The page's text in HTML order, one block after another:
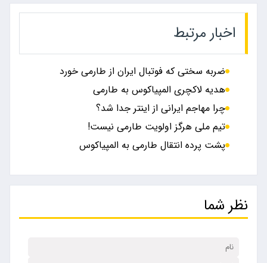
اخبار مرتبط
ضربه سختی که فوتبال ایران از طارمی خورد
هدیه لاکچری المپیاکوس به طارمی
چرا مهاجم ایرانی از اینتر جدا شد؟
تیم ملی هرگز اولویت طارمی نیست!
پشت پرده انتقال طارمی به المپیاکوس
نظر شما